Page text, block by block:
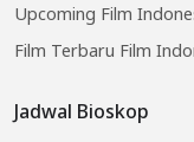
Upcoming Film
Film Terbaru Film
Jadwal Bioskop